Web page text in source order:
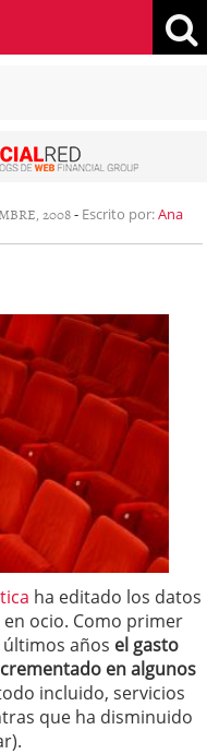
2008- Escrito por:Ana
ha editado los datos
ocio. Como primer
años el gasto
en algunos
incluido, servicios
que ha disminuido